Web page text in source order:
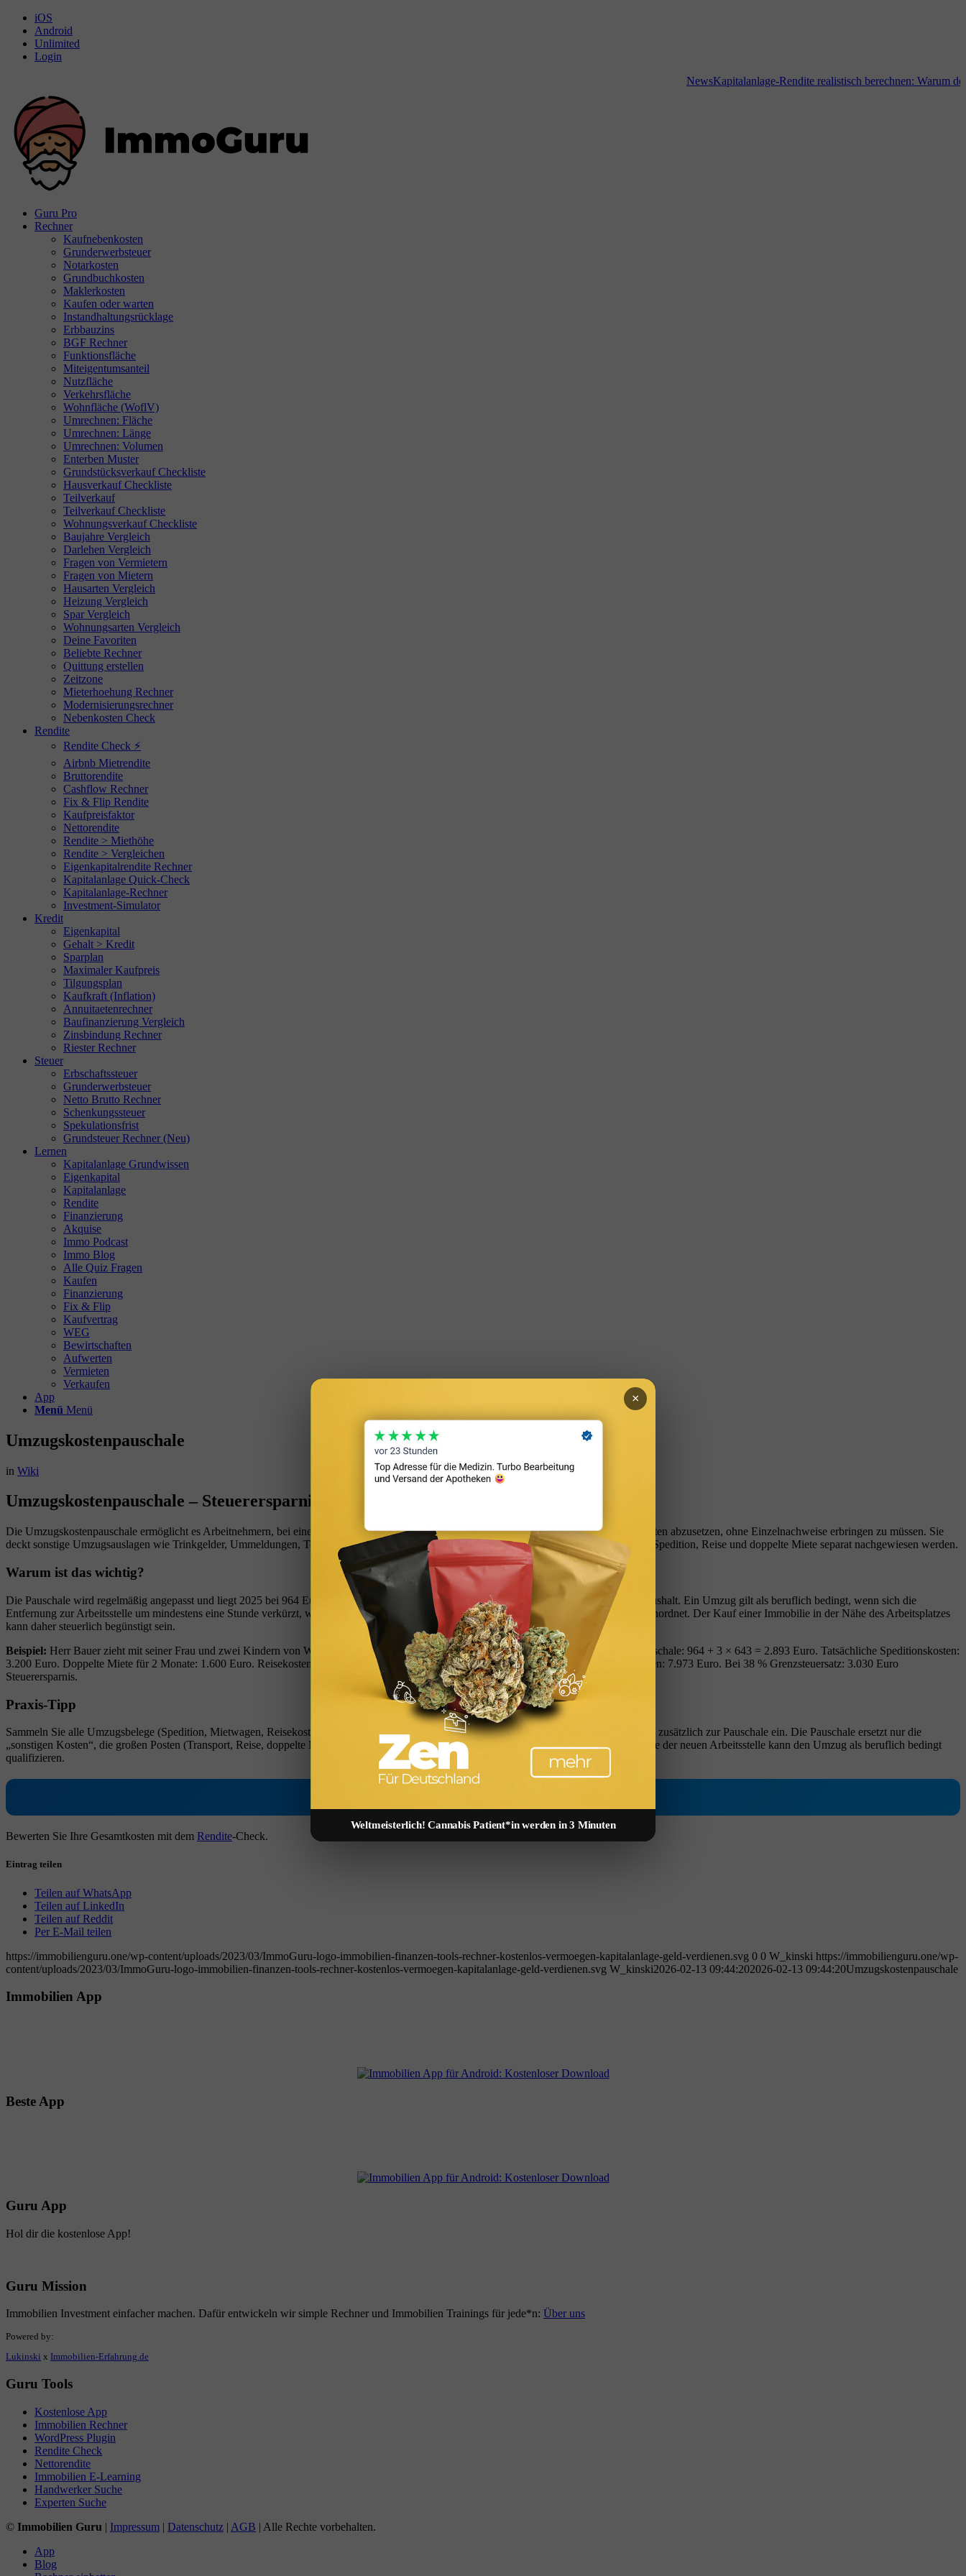
iOS
Android
Unlimited
Login
NewsKapitalanlage-Rendite realistisch berechnen: Warum der
Guru Pro
Rechner
Kaufnebenkosten
Grunderwerbsteuer
Notarkosten
Grundbuchkosten
Maklerkosten
Kaufen oder warten
Instandhaltungsrücklage
Erbbauzins
BGF Rechner
Funktionsfläche
Miteigentumsanteil
Nutzfläche
Verkehrsfläche
Wohnfläche (WoflV)
Umrechnen: Fläche
Umrechnen: Länge
Umrechnen: Volumen
Enterben Muster
Grundstücksverkauf Checkliste
Hausverkauf Checkliste
Teilverkauf
Teilverkauf Checkliste
Wohnungsverkauf Checkliste
Baujahre Vergleich
Darlehen Vergleich
Fragen von Vermietern
Fragen von Mietern
Hausarten Vergleich
Heizung Vergleich
Spar Vergleich
Wohnungsarten Vergleich
Deine Favoriten
Beliebte Rechner
Quittung erstellen
Zeitzone
Mieterhoehung Rechner
Modernisierungsrechner
Nebenkosten Check
Rendite
Rendite Check ⚡
Airbnb Mietrendite
Bruttorendite
Cashflow Rechner
Fix & Flip Rendite
Kaufpreisfaktor
Nettorendite
Rendite > Miethöhe
Rendite > Vergleichen
Eigenkapitalrendite Rechner
Kapitalanlage Quick-Check
Kapitalanlage-Rechner
Investment-Simulator
Kredit
Eigenkapital
Gehalt > Kredit
Sparplan
Maximaler Kaufpreis
Tilgungsplan
Kaufkraft (Inflation)
Annuitaetenrechner
Baufinanzierung Vergleich
Zinsbindung Rechner
Riester Rechner
Steuer
Erbschaftssteuer
Grunderwerbsteuer
Netto Brutto Rechner
Schenkungssteuer
Spekulationsfrist
Grundsteuer Rechner (Neu)
Lernen
Kapitalanlage Grundwissen
Eigenkapital
Kapitalanlage
Rendite
Finanzierung
Akquise
Immo Podcast
Immo Blog
Alle Quiz Fragen
Kaufen
Finanzierung
Fix & Flip
Kaufvertrag
WEG
Bewirtschaften
Aufwerten
Vermieten
Verkaufen
App
Menü Menü
Umzugskostenpauschale
in Wiki
Umzugskostenpauschale – Steuerersparnis beim Wohnungswechsel
Die Umzugskostenpauschale ermöglicht es Arbeitnehmern, bei einem beruflich bedingten Umzug bestimmte Kosten pauschal als Werbungskosten abzusetzen, ohne Einzelnachweise erbringen zu müssen. Sie
deckt sonstige Umzugsauslagen wie Trinkgelder, Ummeldungen, Telefonanschluss und Gardinen ab. Daneben können tatsächliche Kosten für Spedition, Reise und doppelte Miete separat nachgewiesen werden.
Warum ist das wichtig?
Die Pauschale wird regelmäßig angepasst und liegt 2025 bei 964 Euro für die umziehende Person und 643 Euro für jede weitere Person im Haushalt. Ein Umzug gilt als beruflich bedingt, wenn sich die
Entfernung zur Arbeitsstelle um mindestens eine Stunde verkürzt, wenn ein neuer Job begonnen wird oder wenn der Arbeitgeber den Umzug anordnet. Der Kauf einer Immobilie in der Nähe des Arbeitsplatzes
kann daher steuerlich begünstigt sein.
Beispiel: Herr Bauer zieht mit seiner Frau und zwei Kindern von Wiesbaden nach Köln, weil er dort eine neue Stelle antritt. Umzugskostenpauschale: 964 + 3 × 643 = 2.893 Euro. Tatsächliche Speditionskosten:
3.200 Euro. Doppelte Miete für 2 Monate: 1.600 Euro. Reisekosten für Wohnungsbesichtigungen: 280 Euro. Gesamte absetzbare Umzugskosten: 7.973 Euro. Bei 38 % Grenzsteuersatz: 3.030 Euro
Steuerersparnis.
Praxis-Tipp
Sammeln Sie alle Umzugsbelege (Spedition, Mietwagen, Reisekosten, Makler für die neue Mietwohnung) und reichen Sie die Einzelnachweise zusätzlich zur Pauschale ein. Die Pauschale ersetzt nur die
„sonstigen Kosten“, die großen Posten (Transport, Reise, doppelte Miete) werden separat anerkannt. Auch der Kauf einer Immobilie in der Nähe der neuen Arbeitsstelle kann den Umzug als beruflich bedingt
qualifizieren.
Bewerten Sie Ihre Gesamtkosten mit dem Rendite-Check.
Eintrag teilen
Teilen auf WhatsApp
Teilen auf LinkedIn
Teilen auf Reddit
Per E-Mail teilen
https://immobilienguru.one/wp-content/uploads/2023/03/ImmoGuru-logo-immobilien-finanzen-tools-rechner-kostenlos-vermoegen-kapitalanlage-geld-verdienen.svg 0 0 W_kinski https://immobilienguru.one/wp-
content/uploads/2023/03/ImmoGuru-logo-immobilien-finanzen-tools-rechner-kostenlos-vermoegen-kapitalanlage-geld-verdienen.svg W_kinski2026-02-13 09:44:202026-02-13 09:44:20Umzugskostenpauschale
Immobilien App
Beste App
Guru App
Hol dir die kostenlose App!
Guru Mission
Immobilien Investment einfacher machen. Dafür entwickeln wir simple Rechner und Immobilien Trainings für jede*n: Über uns
Powered by:
Lukinski x Immobilien-Erfahrung.de
Guru Tools
Kostenlose App
Immobilien Rechner
WordPress Plugin
Rendite Check
Nettorendite
Immobilien E-Learning
Handwerker Suche
Experten Suche
© Immobilien Guru | Impressum | Datenschutz | AGB | Alle Rechte vorbehalten.
App
Blog
Weltmeisterlich! Cannabis Patient*in werden in 3 Minuten
×